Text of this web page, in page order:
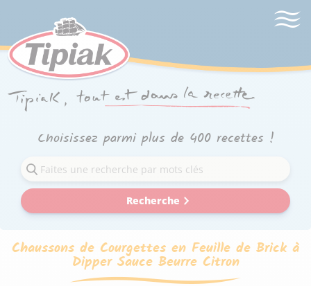
Choisissez parmi plus de 400 recettes !
Recherche
Chaussons de Courgettes en Feuille de Brick à
Dipper Sauce Beurre Citron